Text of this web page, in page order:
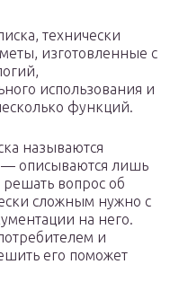
технически
изготовленные с
использования и
функций.
называются
— описываются лишь
решать вопрос об
сложным нужно с
на него.
и
его поможет